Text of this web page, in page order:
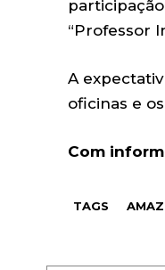
“Professor
A
oficinas e
Com
TAGS